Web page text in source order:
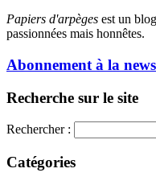
Papiers d'arpèges est un
passionnées mais honnêtes.
Abonnement à la
Recherche sur le site
Rechercher :
Catégories